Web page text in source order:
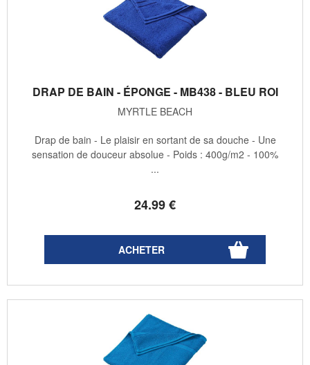
DRAP DE BAIN - ÉPONGE - MB438 - BLEU ROI
MYRTLE BEACH
24.99€
Drap de bain - Le plaisir en sortant de sa douche - Une
sensation de douceur absolue - Poids : 400g/m2 - 100%
...